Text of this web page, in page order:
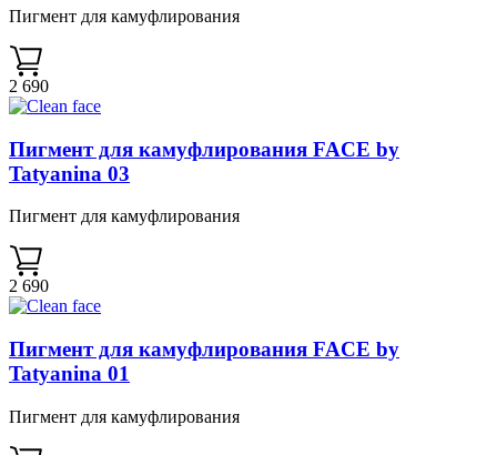
Пигмент для камуфлирования
2 690
Пигмент для камуфлирования FACE by
Tatyanina 03
Пигмент для камуфлирования
2 690
Пигмент для камуфлирования FACE by
Tatyanina 01
Пигмент для камуфлирования